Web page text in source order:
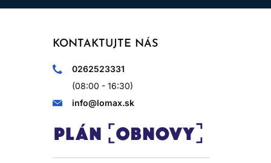
KONTAKTUJTE NÁS
0262523331
(08:00 - 16:30)
info@lomax.sk